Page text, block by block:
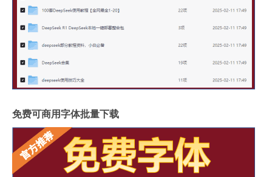
免费可商用字体批量下载